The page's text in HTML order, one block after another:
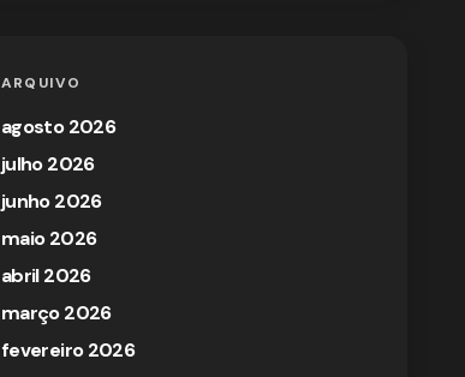
ARQUIVO
agosto 2026
julho 2026
junho 2026
maio 2026
abril 2026
março 2026
fevereiro 2026